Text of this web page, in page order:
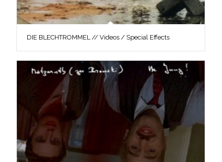
DIE BLECHTROMMEL // Videos / Special Effects